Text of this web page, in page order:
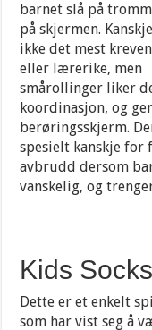
barnet slå på
på skjermen. Kanskje
ikke det mest
eller lærerike, men
smårollinger liker
koordinasjon, og
berøringsskjerm.
spesielt kanskje for
avbrudd dersom
vanskelig, og
Kids Socks
Dette er et enkelt
som har vist seg å